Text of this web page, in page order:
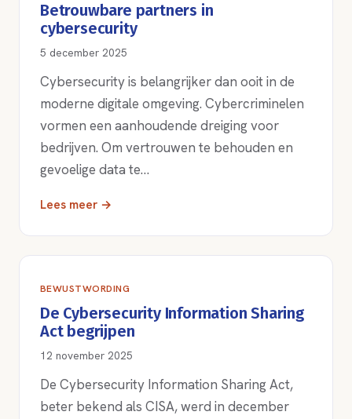
Betrouwbare partners in
cybersecurity
5 december 2025
Cybersecurity is belangrijker dan ooit in de
moderne digitale omgeving. Cybercriminelen
vormen een aanhoudende dreiging voor
bedrijven. Om vertrouwen te behouden en
gevoelige data te…
Lees meer →
BEWUSTWORDING
De Cybersecurity Information Sharing
Act begrijpen
12 november 2025
De Cybersecurity Information Sharing Act,
beter bekend als CISA, werd in december